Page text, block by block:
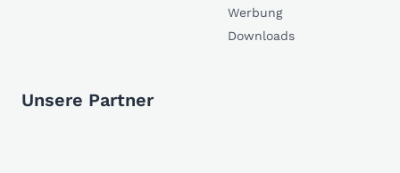
Werbung
Downloads
Unsere Partner